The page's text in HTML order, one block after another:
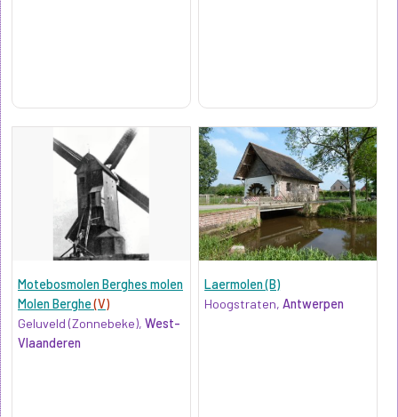
Motebosmolen Berghes molen
Molen Berghe(V)
Geluveld (Zonnebeke), West-
Vlaanderen
Laermolen (B)
Hoogstraten,Antwerpen